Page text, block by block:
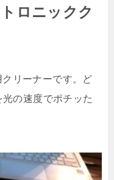
ロニックク
リーナーです。ど
の速度でポチッた